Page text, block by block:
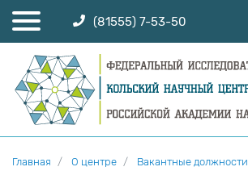
(81555) 7-53-50
Главная О центре
Вакантные должности